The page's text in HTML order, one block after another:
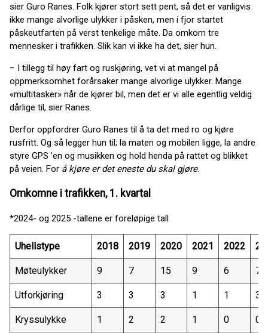
sier Guro Ranes. Folk kjører stort sett pent, så det er vanligvis
ikke mange alvorlige ulykker i påsken, men i fjor startet
påskeutfarten på verst tenkelige måte. Da omkom tre
mennesker i trafikken. Slik kan vi ikke ha det, sier hun.
− I tillegg til høy fart og ruskjøring, vet vi at mangel på
oppmerksomhet forårsaker mange alvorlige ulykker. Mange
«multitasker» når de kjører bil, men det er vi alle egentlig veldig
dårlige til, sier Ranes.
Derfor oppfordrer Guro Ranes til å ta det med ro og kjøre
rusfritt. Og så legger hun til; la maten og mobilen ligge, la andre
styre GPS ’en og musikken og hold henda på rattet og blikket
på veien. For å kjøre er det eneste du skal gjøre.
Omkomne i trafikken, 1. kvartal
*2024- og 2025 -tallene er foreløpige tall
Uhellstype 2018 2019 2020 2021 2022
Møteulykker 9 7 15 9 6 7
Utforkjøring 3 3 3 1 1 3
Kryssulykke 1 2 2 1 0 0